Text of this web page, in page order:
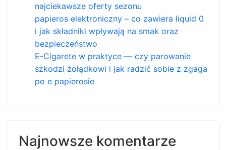
najciekawsze oferty sezonu
papieros elektroniczny – co zawiera liquid 0
i jak składniki wpływają na smak oraz
bezpieczeństwo
E-Cigarete w praktyce — czy parowanie
szkodzi żołądkowi i jak radzić sobie z zgaga
po e papierosie
Najnowsze komentarze